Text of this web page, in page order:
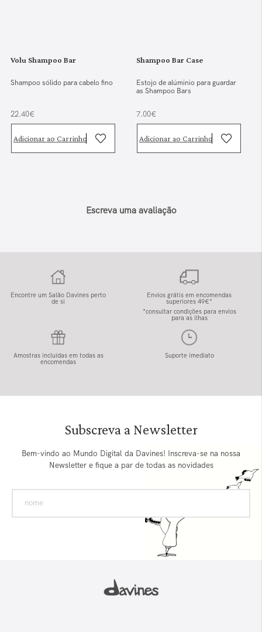
Volu Shampoo Bar
Shampoo sólido para cabelo fino
22.40€
Adicionar ao Carrinho
Shampoo Bar Case
Estojo de alúminio para guardar
as Shampoo Bars
7.00€
Adicionar ao Carrinho
Escreva uma avaliação
Encontre um Salão Davines perto
de si
Envios grátis em encomendas
superiores 49€*
*consultar condições para envios
para as Ilhas
Amostras incluídas em todas as
encomendas
Suporte imediato
Subscreva a Newsletter
Bem-vindo ao Mundo Digital da Davines! Inscreva-se na nossa
Newsletter e fique a par de todas as novidades